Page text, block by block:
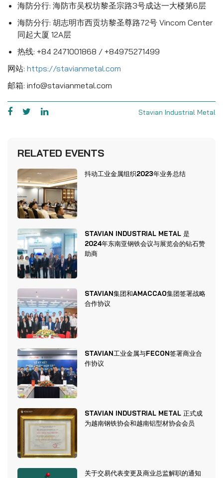
海防分行: 海防市吴权坊黎圣宗路3号成达一大楼第6层
海防分行: 胡志明市西贡坊黎圣尊路72号 Vincom Center
同起大厦 12A层
热线: +84 2471001868 / +84975271499
网站: https://stavianmetal.com
邮箱: info@stavianmetal.com
Stavian Industrial Metal
RELATED EVENTS
抖动工业金属组织2023年业务总结
STAVIAN INDUSTRIAL METAL 是
2024年东南亚钢铁会议与展览会的钻石赞
助商
STAVIAN集团和AMACCAO集团签署战略
合作协议
STAVIAN工业金属与FECON签署商业合
作协议
STAVIAN INDUSTRIAL METAL 正式成
为越南钢铁协会和越南铝型材协会会员
关于交易代表变更及商业总监解职的通知